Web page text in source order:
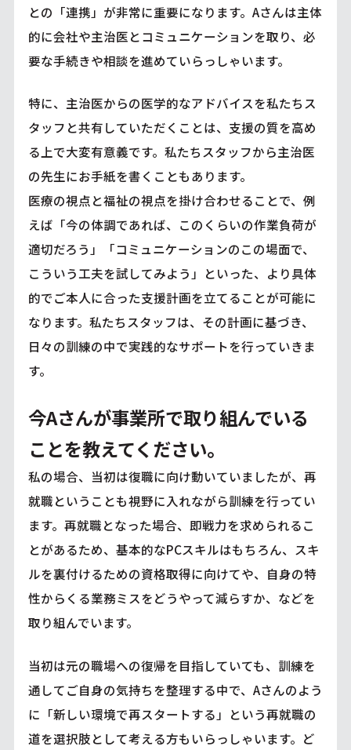
との「連携」が非常に重要になります。Aさんは主体
的に会社や主治医とコミュニケーションを取り、必
要な手続きや相談を進めていらっしゃいます。
特に、主治医からの医学的なアドバイスを私たちス
タッフと共有していただくことは、支援の質を高め
る上で大変有意義です。私たちスタッフから主治医
の先生にお手紙を書くこともあります。
医療の視点と福祉の視点を掛け合わせることで、例
えば「今の体調であれば、このくらいの作業負荷が
適切だろう」「コミュニケーションのこの場面で、
こういう工夫を試してみよう」といった、より具体
的でご本人に合った支援計画を立てることが可能に
なります。私たちスタッフは、その計画に基づき、
日々の訓練の中で実践的なサポートを行っていきま
す。
今Aさんが事業所で取り組んでいる
ことを教えてください。
私の場合、当初は復職に向け動いていましたが、再
就職ということも視野に入れながら訓練を行ってい
ます。再就職となった場合、即戦力を求められるこ
とがあるため、基本的なPCスキルはもちろん、スキ
ルを裏付けるための資格取得に向けてや、自身の特
性からくる業務ミスをどうやって減らすか、などを
取り組んでいます。
当初は元の職場への復帰を目指していても、訓練を
通してご自身の気持ちを整理する中で、Aさんのよう
に「新しい環境で再スタートする」という再就職の
道を選択肢として考える方もいらっしゃいます。ど